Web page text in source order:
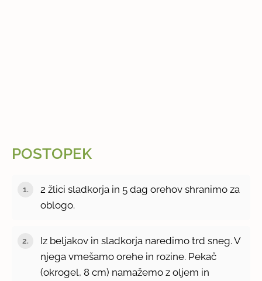
POSTOPEK
2 žlici sladkorja in 5 dag orehov shranimo za
oblogo.
Iz beljakov in sladkorja naredimo trd sneg. V
njega vmešamo orehe in rozine. Pekač
(okrogel, 8 cm) namažemo z oljem in